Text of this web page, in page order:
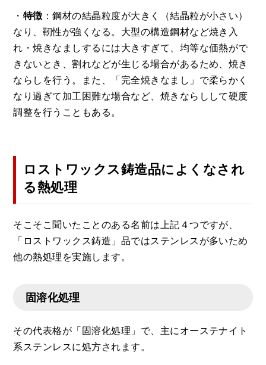
・ 特徴 ：鋼材の結晶粒度が大きく（結晶粒が小さい）
なり、靭性が強くなる。大型の構造鋼材など焼き入
れ・焼きなましするには大きすぎて、均等な価熱がで
きないとき、割れなどが生じる場合があるため、焼き
ならしを行う。また、「完全焼きなまし」で柔らかく
なり過ぎて加工困難な場合など、焼きならしして硬度
調整を行うこともある。
ロストワックス鋳造品によくなされ
る熱処理
そこそこ聞いたことのある名前は上記４つですが、
「ロストワックス鋳造」品ではステンレスが多いため
他の熱処理を実施します。
固溶化処理
その代表格が「固溶化処理」で、主にオーステナイト
系ステンレスに処方されます。